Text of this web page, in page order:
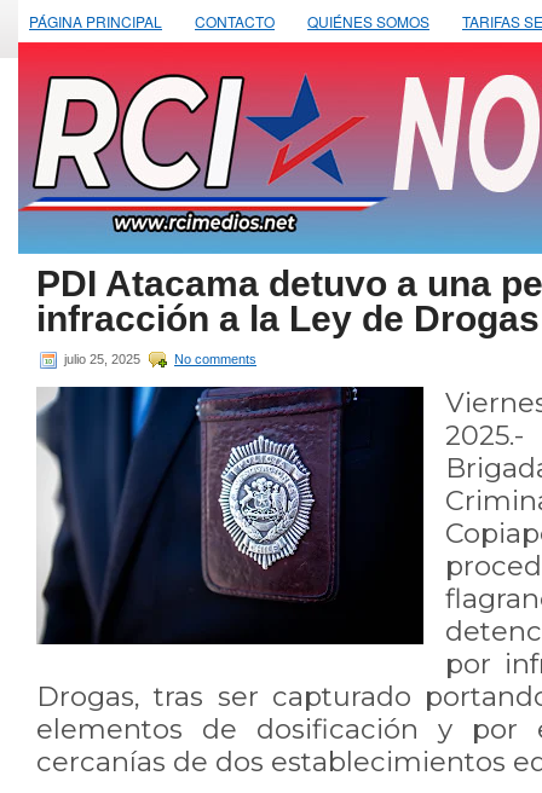
PÁGINA PRINCIPAL CONTACTO QUIÉNES SOMOS TARIFAS
PDI Atacama detuvo a una
infracción a la Ley de Drogas
julio 25, 2025 No comments
por
Drogas, tras ser capturado
elementos de dosificación y por
cercanías de dos establecimientos